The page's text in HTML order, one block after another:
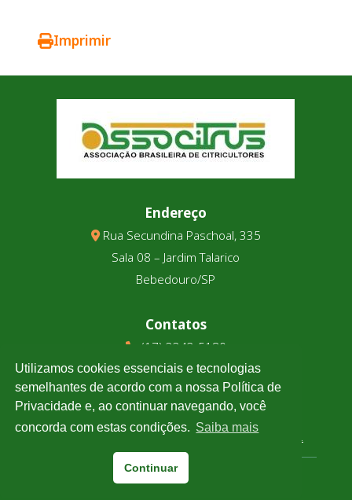
Imprimir
Endereço
Rua Secundina Paschoal, 335
Sala 08 – Jardim Talarico
Bebedouro/SP
Contatos
(17) 3343-5180
(17) 99123-9831
Cotação
Clique e confira a cotação de todas as moedas.
Associtrus– Desenvolvido pela
Utilizamos cookies essenciais e tecnologias
semelhantes de acordo com a nossa Política de
Privacidade e, ao continuar navegando, você
concorda com estas condições. Saiba mais
Continuar